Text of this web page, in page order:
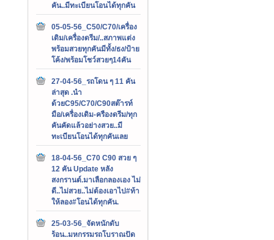
คัน..มีทะเบียนโอนได้ทุกคัน
05-05-56_C50/C70/เครื่อง
เดิม/เครื่องดรีม/..สภาพแต่ง
พร้อมสวยทุกคันมีทั้ง/ธง/ป้าย
โค้ง/พร้อมโชว์สวยๆ14คัน
27-04-56_รถโดน ๆ 11 คัน
ล่าสุด .นำ
ด้วยC95/C70/C90สต๊ารท์
มือ/เครื่องเดิม-ครืองดรีม/ทุก
คันคัดแล้วอย่างสวย..มี
ทะเบียนโอนได้ทุกคันเลย
18-04-56_C70 C90 สวย ๆ
12 คัน Update หลัง
สงกรานต์.มาเลือกลองเอง ไม่
ดี..ไม่สวย..ไม่ต้องเอาไป#ท้า
ให้ลอง#โอนได้ทุกคัน.
25-03-56_จัดหนักดับ
ร้อน..มหกรรมรถโบราณปัด